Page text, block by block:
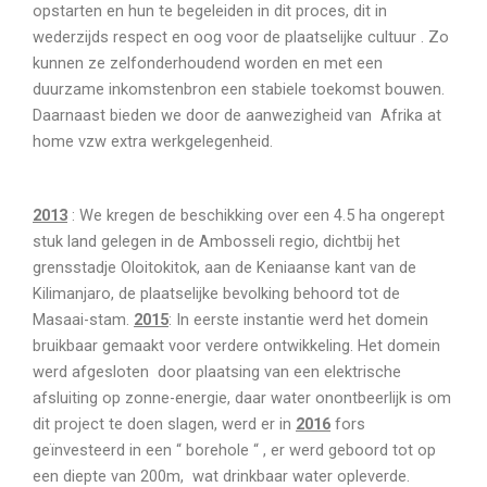
opstarten en hun te begeleiden in dit proces, dit in
wederzijds respect en oog voor de plaatselijke cultuur . Zo
kunnen ze zelfonderhoudend worden en met een
duurzame inkomstenbron een stabiele toekomst bouwen.
Daarnaast bieden we door de aanwezigheid van Afrika at
home vzw extra werkgelegenheid.
2013 : We kregen de beschikking over een 4.5 ha ongerept
stuk land gelegen in de Ambosseli regio, dichtbij het
grensstadje Oloitokitok, aan de Keniaanse kant van de
Kilimanjaro, de plaatselijke bevolking behoord tot de
Masaai-stam. 2015: In eerste instantie werd het domein
bruikbaar gemaakt voor verdere ontwikkeling. Het domein
werd afgesloten door plaatsing van een elektrische
afsluiting op zonne-energie, daar water onontbeerlijk is om
dit project te doen slagen, werd er in 2016 fors
geïnvesteerd in een “ borehole “ , er werd geboord tot op
een diepte van 200m, wat drinkbaar water opleverde.